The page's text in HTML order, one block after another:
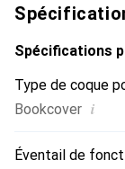
fiable pour une
Spécifications
Type de coque
Bookcover i
Éventail de